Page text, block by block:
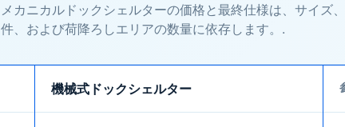
メカニカルドックシェルターの価格と最終仕様は、サイズ
件、および荷降ろしエリアの数量に依存します。.
機械式ドックシェルター